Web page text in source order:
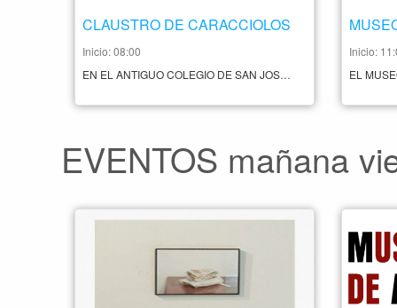
CLAUSTRO DE CARACCIOLOS
Inicio: 08:00
EN EL ANTIGUO COLEGIO DE SAN JOSÉ O DE LOS CARACCIOLOS, ACTUAL FACULTAD DE FILOSOFÍA Y LETRAS, SE ENCUENTRA OTRO DE LOS ESPACIOS EXPOSITIVOS CON PROGRAMACIÓN CONSTANTE DE LA UNIVERSIDAD DE ALCALÁ. EN TORNO A SU ESCALERA CENTRAL, SITUADA ENTRE LOS DOS CLAUSTROS TÍPICOS DE LA TIPOLOGÍA COLEGIAL ALCALAÍNA, SE ARTICULAN EXPOSICIONES DE LA MÁS VARIADA ÍNDOLE: DESDE EXPOSICIONES DIVULGATIVAS DE PROYECTOS O TRABAJOS UNIVESITARIOS (COMO LA QUE MOSTRABA LOS PROYECTOS QUE SE ORGANIZAN DESDE COOPERACIÓN AL DESARROLLO), HASTA EXPOSICIONES DE PINTURA, DIBUJO O FOTOGRAFÍA DE MUY DIVERSOS TEMAS (COMO, POR EJEMPLO, LA DE "LA FOSA" DE ALFREDO ARIAS, QUE BUSCABA LA CONCIENCIACIÓN SOBRE LA INMIGRACIÓN ILEGAL A TRAVÉS DEL MEDITERRÁNEO; O LA DE "MUJERES CON HISTORIA" DE JAVIER GRANADOS, QUE INTENTA, CON HUMOR, APOYAR LA VISIBILIDAD DE LAS MUJERES EN DISTINTOS ÁMBITOS). HORARIO LUNES A VIERNES 8.00 A 21:00 PRECIO A CONSULTAR CONTACTO +34 918 85 50 40
Inicio:
EVENTOS mañana